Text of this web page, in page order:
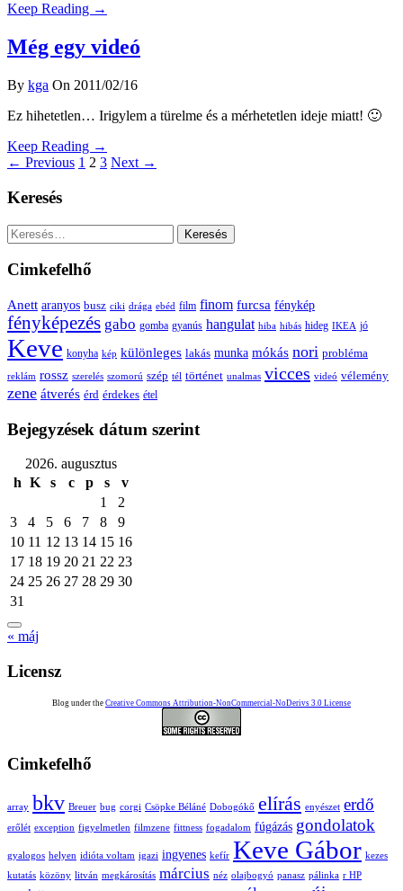
Keep Reading →
Még egy videó
By kga On 2011/02/16
Ez hihetetlen… Irigylem a türelme és a mérhetetlen ideje miatt! 🙂
Keep Reading →
← Previous 1 2 3 Next →
Keresés
Keresés:
Cimkefelhő
Anett aranyos busz ciki drága ebéd film finom furcsa fénykép
fényképezés gabo gomba gyanús hangulat hiba hibás hideg IKEA jó
Keve konyha kép különleges lakás munka mókás nori probléma
reklám rossz szerelés szomorú szép tél történet unalmas vicces videó vélemény
zene átverés érd érdekes étel
Bejegyzések dátum szerint
2026. augusztus
h K s c p s
v
1
2
3
4 5 6 7 8
9
10 11 12 13 14 15 16
17 18 19 20 21 22 23
24 25 26 27 28 29 30
31
« máj
Licensz
Blog under the Creative Commons Attribution-NonCommercial-NoDerivs 3.0 License
Cimkefelhő
array bkv Breuer bug corgi Csöpke Béláné Dobogókő elírás enyészet erdő
erőlét exception figyelmetlen filmzene fittness fogadalom fúgázás gondolatok
gyalogos helyen idióta voltam igazi ingyenes kefír Keve Gábor kezes
kutatás közöny litván megkárosítás március néz olajbogyó panasz pálinka r HP